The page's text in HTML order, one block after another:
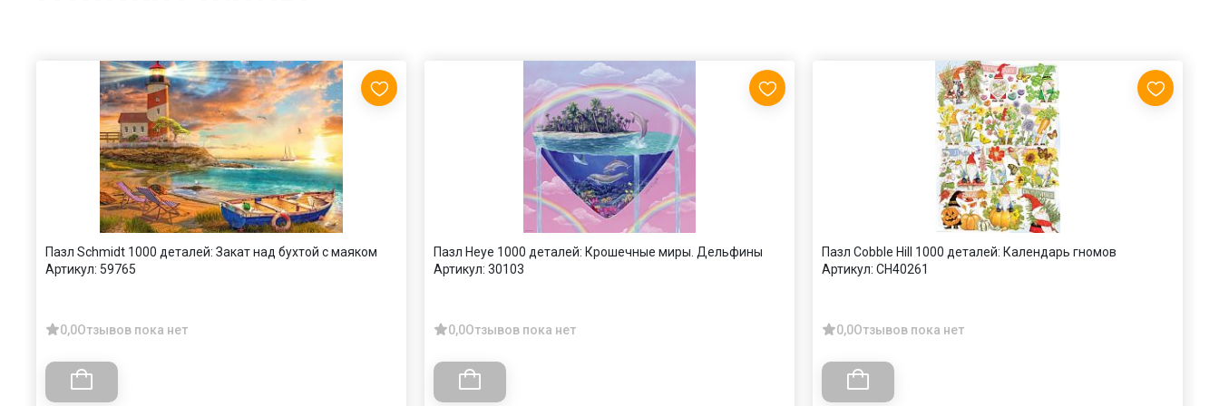
Пазл Schmidt 1000 деталей: Закат над бухтой с маяком
Артикул: 59765
0,0Отзывов пока нет
Пазл Heye 1000 деталей: Крошечные миры. Дельфины
Артикул: 30103
0,0Отзывов пока нет
Пазл Cobble Hill 1000 деталей: Календарь гномов
Артикул: CH40261
0,0Отзывов пока нет